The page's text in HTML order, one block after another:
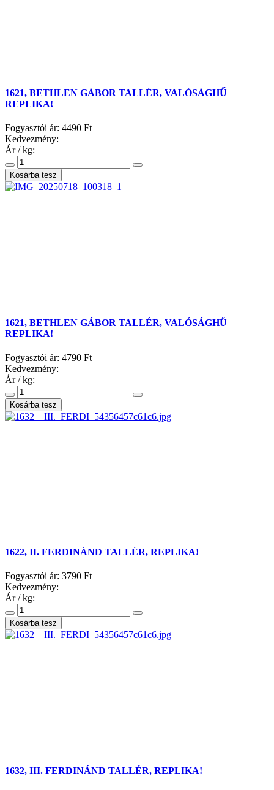
1621, BETHLEN GÁBOR TALLÉR, VALÓSÁGHŰ
REPLIKA!
Fogyasztói ár: 4490 Ft
Kedvezmény:
Ár / kg:
1621, BETHLEN GÁBOR TALLÉR, VALÓSÁGHŰ
REPLIKA!
Fogyasztói ár: 4790 Ft
Kedvezmény:
Ár / kg:
1622, II. FERDINÁND TALLÉR, REPLIKA!
Fogyasztói ár: 3790 Ft
Kedvezmény:
Ár / kg:
1632, III. FERDINÁND TALLÉR, REPLIKA!